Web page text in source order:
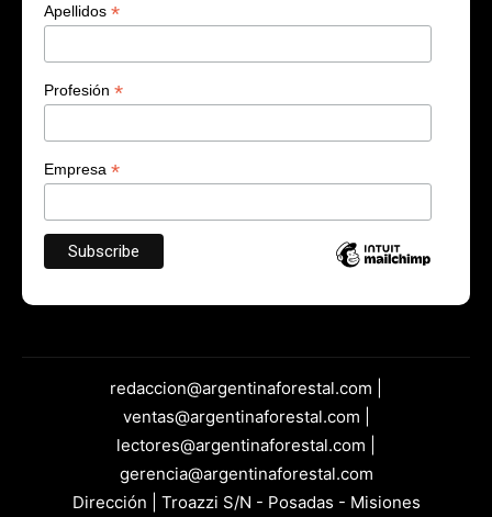
Apellidos *
Profesión *
Empresa *
redaccion@argentinaforestal.com |
ventas@argentinaforestal.com |
lectores@argentinaforestal.com |
gerencia@argentinaforestal.com
Dirección | Troazzi S/N - Posadas - Misiones